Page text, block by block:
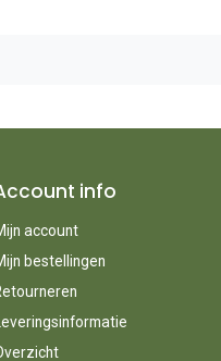
info
account
bestellingen